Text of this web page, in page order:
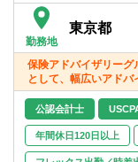
■
■
勤務地
東京都
保険アドバイザリーグ
として、幅広いアド
公認会計士
年間休日120日以上